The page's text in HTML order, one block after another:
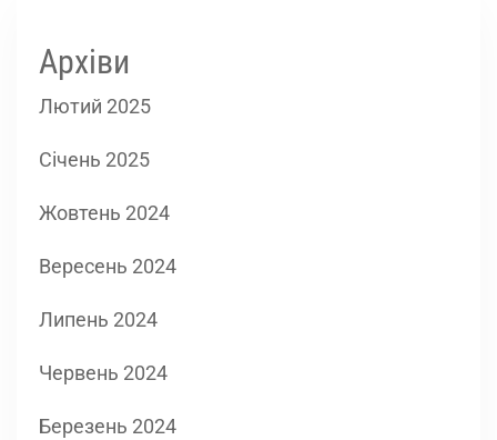
Архіви
Лютий 2025
Січень 2025
Жовтень 2024
Вересень 2024
Липень 2024
Червень 2024
Березень 2024